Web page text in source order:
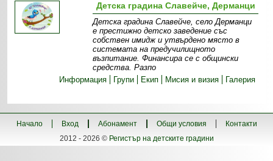
Детска градина Славейче, Дерманци
Детска градина Славейче, село Дерманци
е престижно детско заведение със
собствен имидж и утвърдено място в
системата на предучилищното
възпитание. Финансира се с общински
средства. Разпо
Информация
Групи Екип Мисия и визия Галерия
Начало Вход Абонамент Общи условия
Контакти
2012 - 2026 © Регистър на детските градини